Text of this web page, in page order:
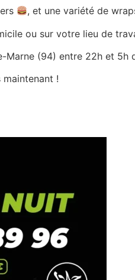
, et une variété de
ou sur votre lieu de
(94) entre 22h et 5h
!